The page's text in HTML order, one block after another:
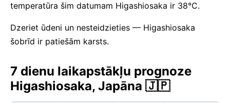
temperatūra šim datumam Higashiosaka ir 38°C.
Dzeriet ūdeni un nesteidzieties — Higashiosaka
šobrīd ir patiešām karsts.
7 dienu laikapstākļu prognoze
Higashiosaka, Japāna 🇯🇵